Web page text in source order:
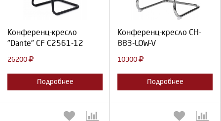
Конференц-кресло
"Dante" CF C2561-12
26200
Подробнее
Конференц-кресло CH-
883-LOW-V
10300
Подробнее
Отмена